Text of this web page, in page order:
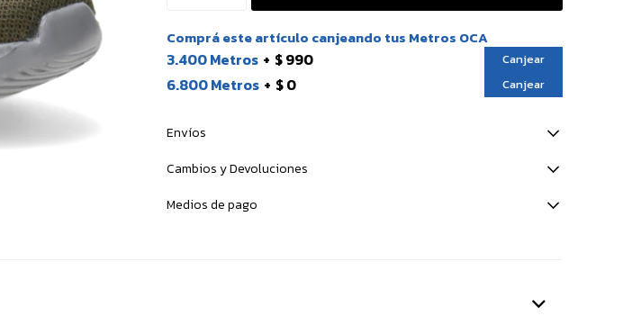
Comprá este artículo canjeando tus Metros OCA
3.400 Metros $ 990 Canjear
6.800 Metros $ 0 Canjear
Envíos
Cambios y Devoluciones
Medios de pago